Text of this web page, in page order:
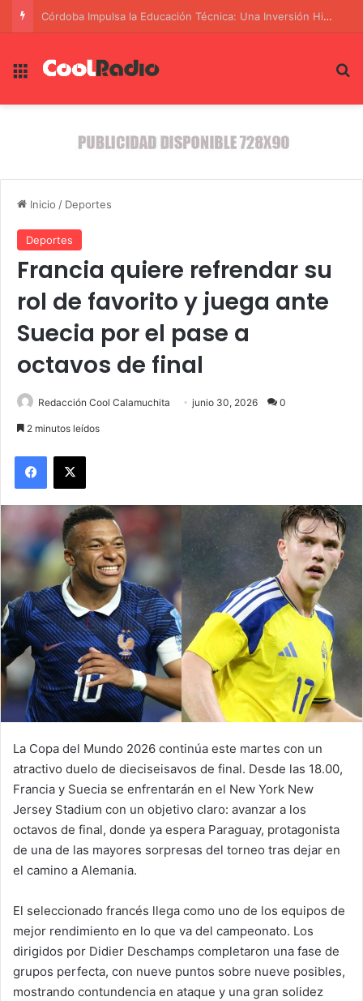
La Represión de Putin: El Partido Opositor Yábloko y la Guerra en Ucrania
Menú
Inicio / Deportes
Deportes
Francia quiere refrendar su
rol de favorito y juega ante
Suecia por el pase a
octavos de final
Redacción Cool Calamuchita junio 30, 2026 0
2 minutos leídos
Facebook
X
La Copa del Mundo 2026 continúa este martes con un
atractivo duelo de dieciseisavos de final. Desde las 18.00,
Francia y Suecia se enfrentarán en el New York New
Jersey Stadium con un objetivo claro: avanzar a los
octavos de final, donde ya espera Paraguay, protagonista
de una de las mayores sorpresas del torneo tras dejar en
el camino a Alemania.
El seleccionado francés llega como uno de los equipos de
mejor rendimiento en lo que va del campeonato. Los
dirigidos por Didier Deschamps completaron una fase de
grupos perfecta, con nueve puntos sobre nueve posibles,
mostrando contundencia en ataque y una gran solidez